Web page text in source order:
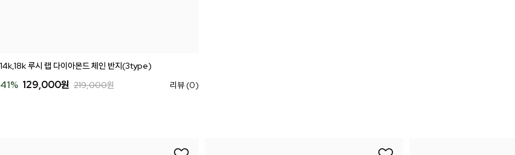
14k,18k 루시 랩 다이아몬드 체인 반지(3type)
41% 129,000원 219,000원 리뷰 (0)